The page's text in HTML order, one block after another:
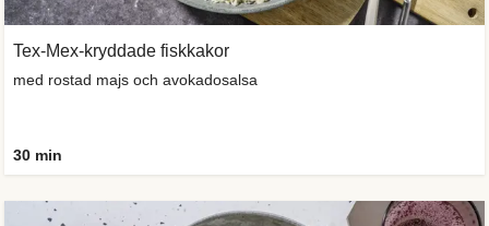
Tex-Mex-kryddade fiskkakor
med rostad majs och avokadosalsa
30 min